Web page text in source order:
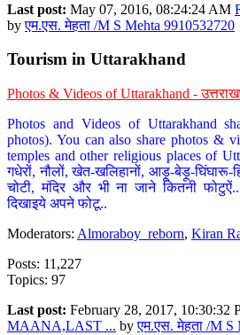
Last post: May 07, 2016, 08:24:24 AM
byएम.एस. मेहता /M S Mehta 9910532720
Tourism in Uttarakhand
Photos & Videos of Uttarakhand -
Photos and Videos of Uttarakhand
photos). You can also share photos &
temples and other religious places of
गधेरों, नौलों, खेत-खलिहानों, आड़ू-बेड़ू-घिंघारू-
चोटी, मंदिर और भी ना जाने कितनी
दिखाइये अपने फोटू..
Moderators: Almoraboy_reborn, Kiran
Posts: 11,227
Topics: 97
Last post: February 28, 2017, 10:30:32
MAANA,LAST ... byएम.एस. मेहता /M S